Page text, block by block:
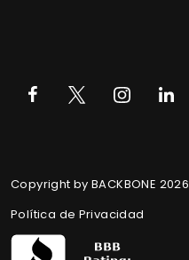
Copyright by BACKBONE 2026
Política de Privacidad